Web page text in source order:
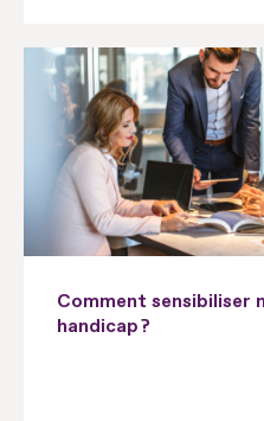
Comment sensibiliser
handicap ?